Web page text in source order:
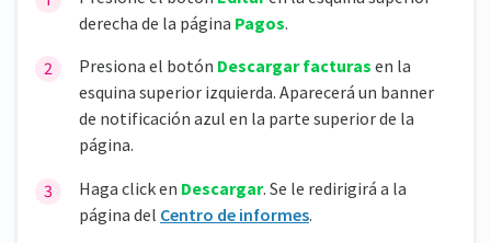
derecha de la página Pagos.
Presiona el botón Descargar facturas en la
esquina superior izquierda. Aparecerá un banner
de notificación azul en la parte superior de la
página.
Haga click en Descargar. Se le redirigirá a la
página del Centro de informes.